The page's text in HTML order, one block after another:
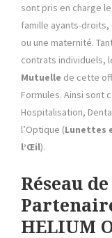
sont pris en charge
famille ayants-droits,
ou une maternité.
contrats individuels,
Mutuelle de cette
Formules. Ainsi sont
Hospitalisation,
l’Optique (Lunettes
l’Œil).
Réseau
HELIUM